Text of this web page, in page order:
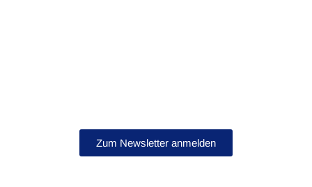
Zum Newsletter anmelden